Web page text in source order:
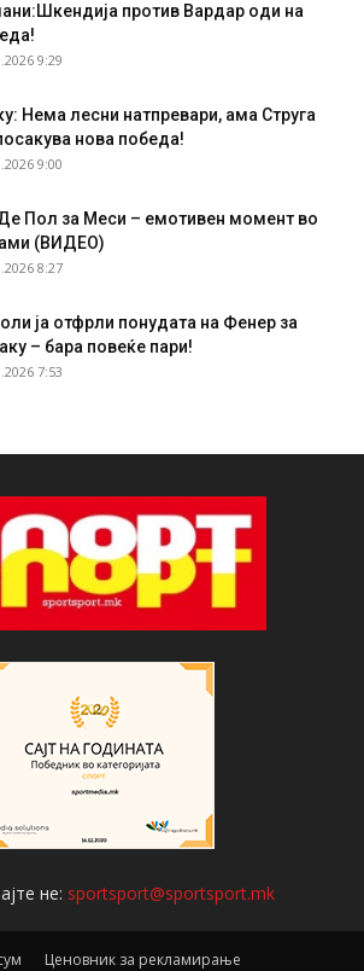
против Вардар оди на
9:29
Нема лесни натпревари, ама Струга
нова победа!
9:00
Пол за Меси – емотивен момент во
(ВИДЕО)
8:27
ја отфрли понудата на Фенер за
– бара повеќе пари!
7:53
не: sportsport@sportsport.mk
Ценовник за рекламирање